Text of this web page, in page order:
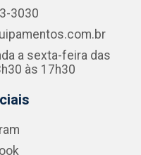
3030
a sexta-feira das
às 17h30